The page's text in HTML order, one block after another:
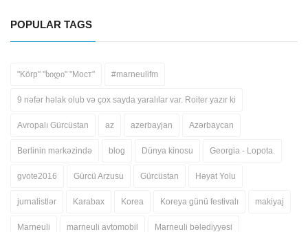
POPULAR TAGS
"Körp" "ხიდი" "Мост" #marneulifm
9 nəfər həlak olub və çox sayda yaralılar var. Roiter yazır ki
Avropalı Gürcüstan az azerbayjan Azərbaycan
Berlinin mərkəzində blog Dünya kinosu Georgia - Lopota.
gvote2016 Gürcü Arzusu Gürcüstan Həyat Yolu
jurnalistlər Karabax Korea Koreya günü festivalı makiyaj
Marneuli marneuli avtomobil Marneuli bələdiyyəsi